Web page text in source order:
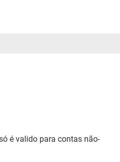
é valido para contas não-